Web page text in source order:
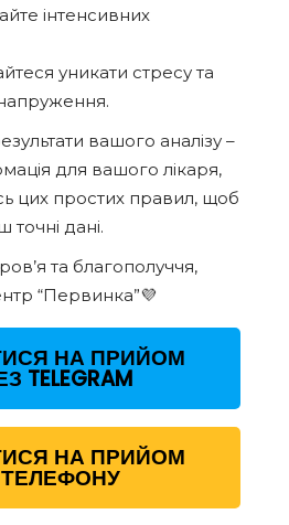
інтенсивних
уникати стресу та
вашого аналізу –
для вашого лікаря,
цих простих правил, щоб
точні дані.
та благополуччя,
“Первинка”💜
НА ПРИЙОМ
TELEGRAM
НА ПРИЙОМ